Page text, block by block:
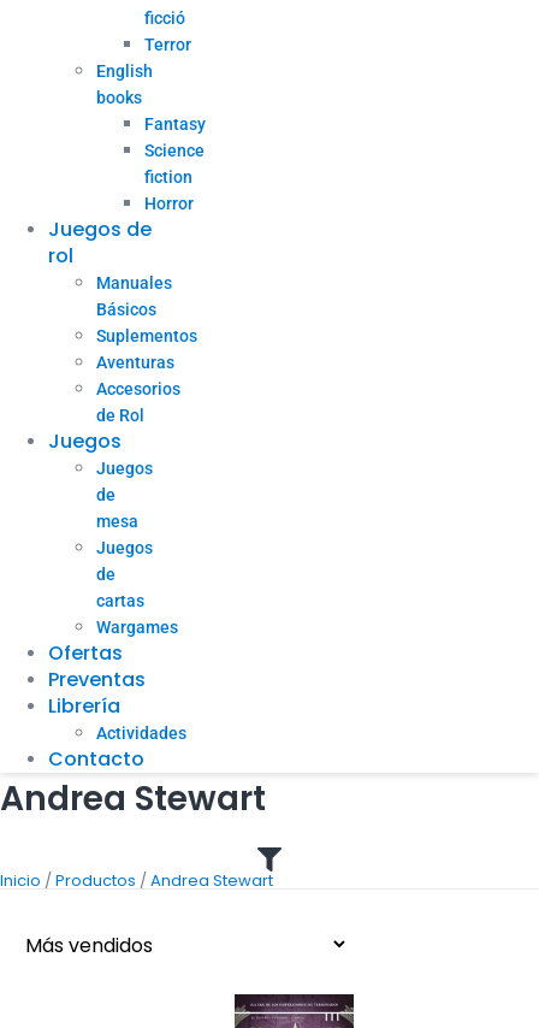
ficció
Terror
English
books
Fantasy
Science
fiction
Horror
Juegos de
rol
Manuales
Básicos
Suplementos
Aventuras
Accesorios
de Rol
Juegos
Juegos
de
mesa
Juegos
de
cartas
Wargames
Ofertas
Preventas
Librería
Actividades
Contacto
Andrea Stewart
Inicio /Productos /Andrea Stewart